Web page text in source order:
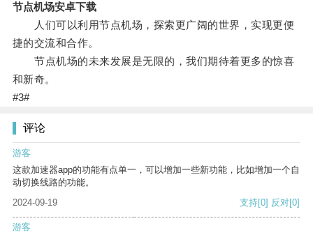
节点机场安卓下载
人们可以利用节点机场，探索更广阔的世界，实现更便
捷的交流和合作。
节点机场的未来发展是无限的，我们期待着更多的惊喜
和新奇。
#3#
评论
游客
这款加速器app的功能有点单一，可以增加一些新功能，比如增加一个自
动切换线路的功能。
2024-09-19
支持[0] 反对[0]
游客